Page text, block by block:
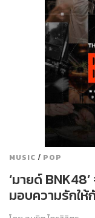
MUSIC / POP
‘มายด์
มอบความรักใ